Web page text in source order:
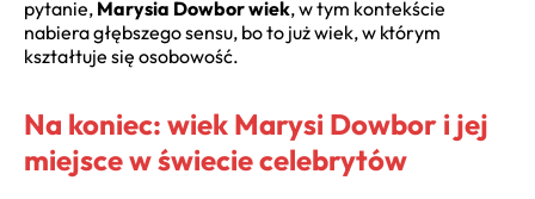
pytanie, Marysia Dowbor wiek, w tym kontekście
nabiera głębszego sensu, bo to już wiek, w którym
kształtuje się osobowość.
Na koniec: wiek Marysi Dowbor i jej
miejsce w świecie celebrytów